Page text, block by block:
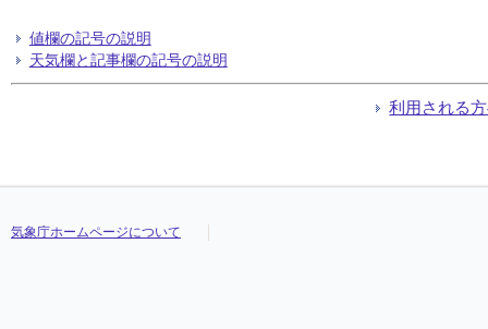
値欄の記号の説明
天気欄と記事欄の記号の説明
利用される
気象庁ホームページについて